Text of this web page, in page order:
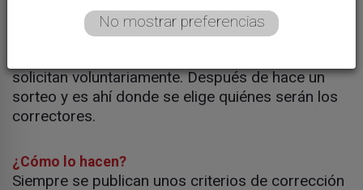
¿Quiénes corrigen los exámenes?
solicitan voluntariamente. Después de hace un
sorteo y es ahí donde se elige quiénes serán los
correctores.
¿Cómo lo hacen?
Siempre se publican unos criterios de corrección
No mostrar preferencias